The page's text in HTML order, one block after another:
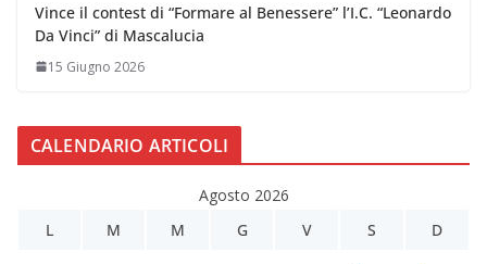
Vince il contest di “Formare al Benessere” l’I.C. “Leonardo
Da Vinci” di Mascalucia
15 Giugno 2026
CALENDARIO ARTICOLI
Agosto 2026
L
M M G V S D